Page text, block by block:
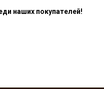
наших покупателей!